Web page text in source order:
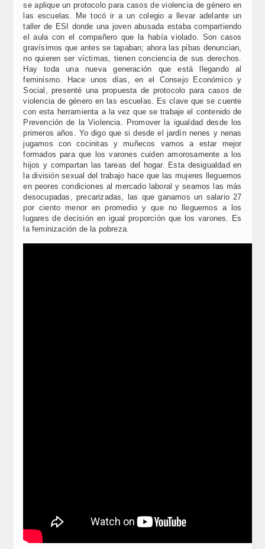
se aplique un protocolo para casos de violencia de género en
las escuelas. Me tocó ir a un colegio a llevar adelante un
taller de ESI donde una joven abusada estaba compartiendo
el aula con el compañero que la había violado. Son casos
gravísimos que antes se tapaban; ahora las pibas denuncian,
no quieren ser víctimas, tienen conciencia de sus derechos.
Hay toda una nueva generación que está llegando al
feminismo. Hace unos días, en el Consejo Económico y
Social, presenté una propuesta de protocolo para casos de
violencia de género en las escuelas. Es clave que se cuente
con esta herramienta a la vez que se trabaje el contenido de
Prevención de la Violencia. Promover la igualdad desde los
primeros años. Yo digo que si desde el jardín nenes y nenas
jugamos con cocinitas y muñecos vamos a estar mejor
formados para que los varones cuiden amorosamente a los
hijos y compartan las tareas del hogar. Esta desigualdad en
la división sexual del trabajo hace que las mujeres lleguemos
en peores condiciones al mercado laboral y seamos las más
desocupadas, precarizadas, las que ganamos un salario 27
por ciento menor en promedio y que no lleguemos a los
lugares de decisión en igual proporción que los varones. Es
la feminización de la pobreza.